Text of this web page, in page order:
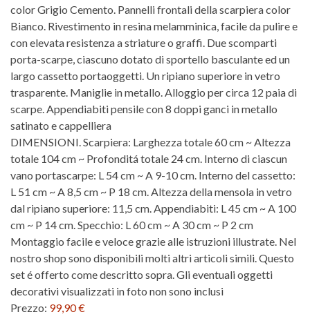
color Grigio Cemento. Pannelli frontali della scarpiera color
Bianco. Rivestimento in resina melamminica, facile da pulire e
con elevata resistenza a striature o graffi. Due scomparti
porta-scarpe, ciascuno dotato di sportello basculante ed un
largo cassetto portaoggetti. Un ripiano superiore in vetro
trasparente. Maniglie in metallo. Alloggio per circa 12 paia di
scarpe. Appendiabiti pensile con 8 doppi ganci in metallo
satinato e cappelliera
DIMENSIONI. Scarpiera: Larghezza totale 60 cm ~ Altezza
totale 104 cm ~ Profonditá totale 24 cm. Interno di ciascun
vano portascarpe: L 54 cm ~ A 9-10 cm. Interno del cassetto:
L 51 cm ~ A 8,5 cm ~ P 18 cm. Altezza della mensola in vetro
dal ripiano superiore: 11,5 cm. Appendiabiti: L 45 cm ~ A 100
cm ~ P 14 cm. Specchio: L 60 cm ~ A 30 cm ~ P 2 cm
Montaggio facile e veloce grazie alle istruzioni illustrate. Nel
nostro shop sono disponibili molti altri articoli simili. Questo
set é offerto come descritto sopra. Gli eventuali oggetti
decorativi visualizzati in foto non sono inclusi
Prezzo: 99,90 €